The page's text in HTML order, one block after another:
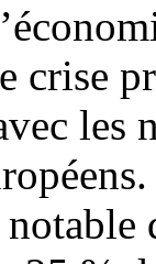
crise
les